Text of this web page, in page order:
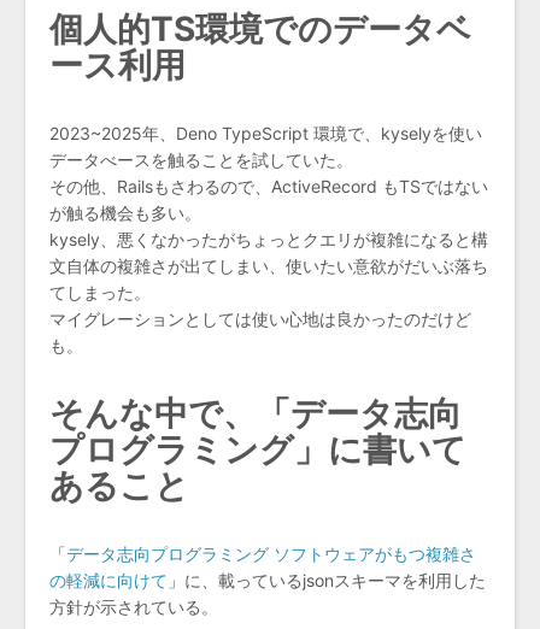
個人的TS環境でのデータベ
ース利用
2023~2025年、Deno TypeScript 環境で、kyselyを使い
データべースを触ることを試していた。
その他、Railsもさわるので、ActiveRecord もTSではない
が触る機会も多い。
kysely、悪くなかったがちょっとクエリが複雑になると構
文自体の複雑さが出てしまい、使いたい意欲がだいぶ落ち
てしまった。
マイグレーションとしては使い心地は良かったのだけど
も。
そんな中で、「データ志向
プログラミング」に書いて
あること
「データ志向プログラミング ソフトウェアがもつ複雑さ
の軽減に向けて 」に、載っているjsonスキーマを利用した
方針が示されている。